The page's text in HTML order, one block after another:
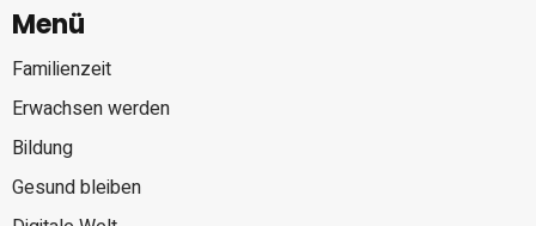
Menü
Familienzeit
Erwachsen werden
Bildung
Gesund bleiben